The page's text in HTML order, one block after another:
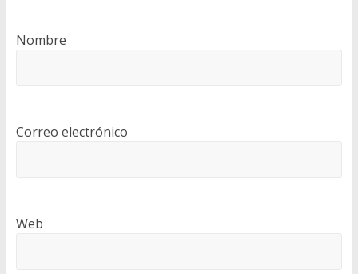
Nombre
Correo electrónico
Web